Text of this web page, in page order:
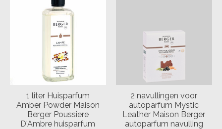
1 liter Huisparfum
Amber Powder Maison
Berger Poussiere
D'Ambre huisparfum
2 navullingen voor
autoparfum Mystic
Leather Maison Berger
autoparfum navulling